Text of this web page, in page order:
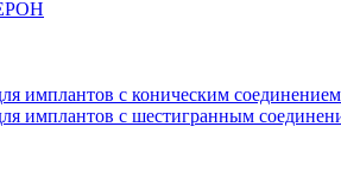
имплантов с коническим
имплантов с шестигранным